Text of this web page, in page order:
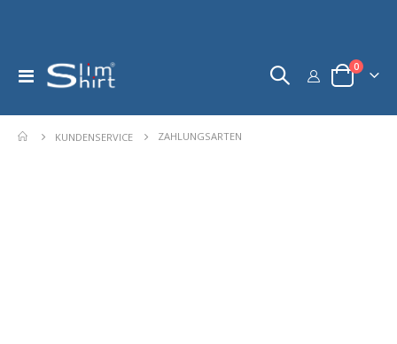
Navigation
umschalten
Warenkorb
0Artikel
KUNDENSERVICE ZAHLUNGSARTEN